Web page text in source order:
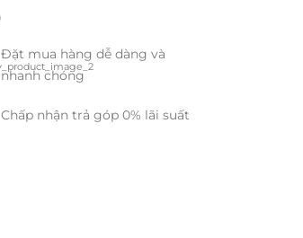
Đặt mua hàng dễ dàng và
nhanh chóng
Chấp nhận trả góp 0% lãi suất